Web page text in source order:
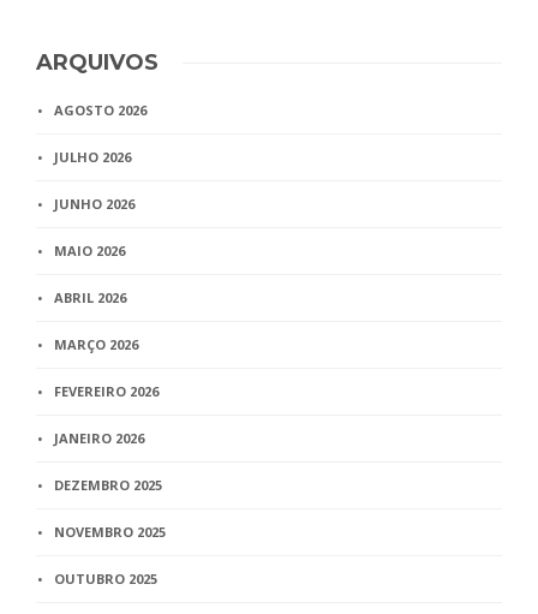
ARQUIVOS
AGOSTO 2026
JULHO 2026
JUNHO 2026
MAIO 2026
ABRIL 2026
MARÇO 2026
FEVEREIRO 2026
JANEIRO 2026
DEZEMBRO 2025
NOVEMBRO 2025
OUTUBRO 2025